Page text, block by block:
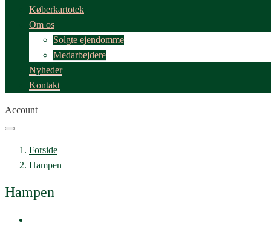
Køberkartotek
Om os
Solgte ejendomme
Medarbejdere
Nyheder
Kontakt
Account
Forside
Hampen
Hampen